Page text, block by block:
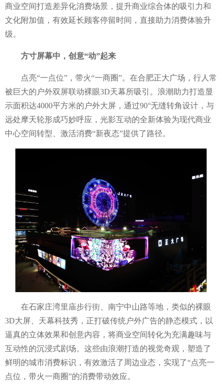
商业空间打造差异化消费场景，提升商业综合体的吸引力和
文化附加值，有效延长顾客停留时间，直接助力消费体验升
级。
方寸屏幕中，创意“动”起来
点亮“一点位”，带火“一商圈”。在合肥正大广场，行人常
被巨大的户外双屏联动裸眼3D天幕所吸引。浪潮助力打造显
示面积达4000平方米的户外大屏，通过90°无缝转角设计，与
远处摩天轮形成巧妙呼应，光影互动的全新体验为现代商业
中心空间转型、激活消费“新夜态”提供了路径。
在石家庄湾里庙步行街、南宁中山路等地，类似的裸眼
3D大屏、天幕科技秀，正打破传统户外广告的静态模式，以
逼真的立体效果和创意内容，将商业空间转化为充满趣味与
互动性的沉浸式剧场。这些由浪潮打造的视觉奇观，塑造了
鲜明的城市消费标识，有效激活了周边业态，实现了“点亮一
点位，带火一商圈”的消费带动效应。